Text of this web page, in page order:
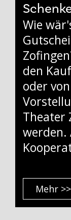
Wie
den
oder
Theater
werden.
Mehr >>